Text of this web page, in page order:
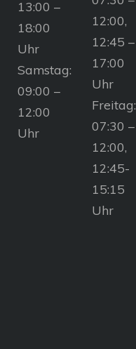
13:00 –
18:00
Uhr
Samstag:
09:00 –
12:00
Uhr
12:00,
12:45 –
17:00
Uhr
Freitag:
07:30 –
12:00,
12:45-
15:15
Uhr